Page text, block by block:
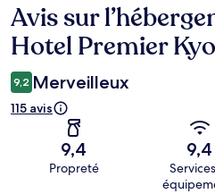
Avis
Avis sur
Hotel Premier
9,2 Merveilleux
115 avis
9,4
Propreté
9,4